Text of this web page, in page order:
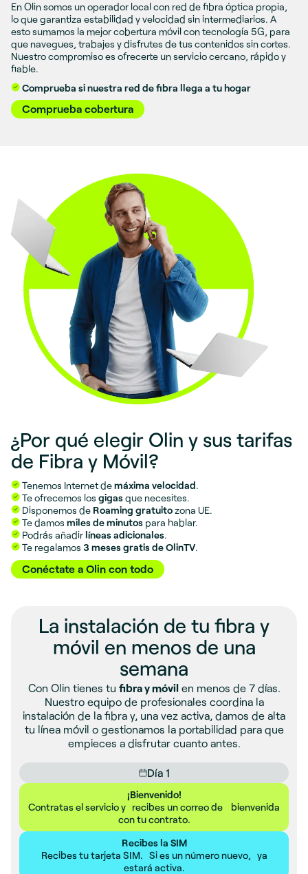
En Olin somos un operador local con red de fibra óptica propia,
lo que garantiza estabilidad y velocidad sin intermediarios. A
esto sumamos la mejor cobertura móvil con tecnología 5G, para
que navegues, trabajes y disfrutes de tus contenidos sin cortes.
Nuestro compromiso es ofrecerte un servicio cercano, rápido y
fiable.
Comprueba si nuestra red de fibra llega a tu hogar
Comprueba cobertura
¿Por qué elegir Olin y sus tarifas
de Fibra y Móvil?
Tenemos Internet demáxima velocidad.
Te ofrecemos los gigasque necesites.
Disponemos de Roaming gratuitozona UE.
Te damos miles de minutos para hablar.
Podrás añadirlíneas adicionales.
Te regalamos 3 meses gratis de OlinTV.
Conéctate a Olin con todo
La instalación de tu fibra y
móvil en menos de una
semana
Con Olin tienes tu fibra y móvilen menos de 7 días.
Nuestro equipo de profesionales coordina la
instalación de la fibra y, una vez activa, damos de alta
tu línea móvil o gestionamos la portabilidad para que
empieces a disfrutar cuanto antes.
Día 1
¡Bienvenido!
Contratas el servicio y recibes un correo de bienvenida
con tu contrato.
Recibes la SIM
Recibes tu tarjeta SIM. Si es un número nuevo, ya
estará activa.